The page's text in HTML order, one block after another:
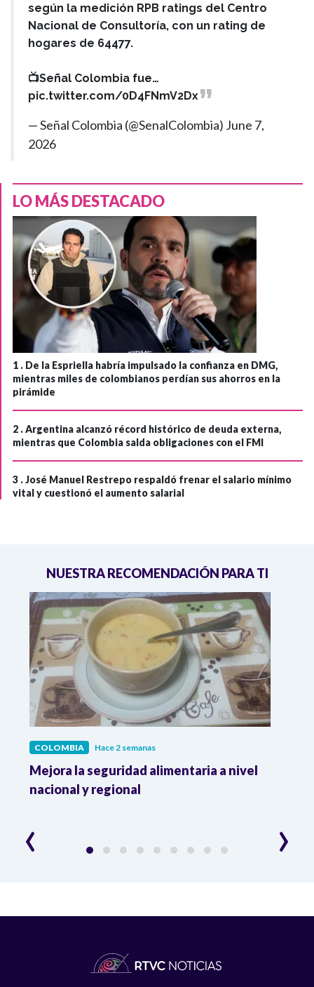
según la medición RPB ratings del Centro
Nacional de Consultoría, con un rating de
hogares de 64477.
📺Señal Colombia fue…
pic.twitter.com/0D4FNmV2Dx
— Señal Colombia (@SenalColombia) June 7,
2026
LO MÁS DESTACADO
1 . De la Espriella habría impulsado la confianza en DMG,
mientras miles de colombianos perdían sus ahorros en la
pirámide
2 .Argentina alcanzó récord histórico de deuda externa,
mientras que Colombia salda obligaciones con el FMI
3 .José Manuel Restrepo respaldó frenar el salario mínimo
vital y cuestionó el aumento salarial
NUESTRA RECOMENDACIÓN PARA TI
COLOMBIA Hace 2 semanas
Mejora la seguridad alimentaria a nivel
nacional y regional
‹ ›